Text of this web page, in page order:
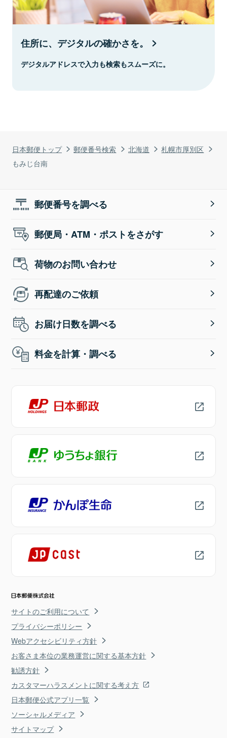
日本郵便トップ 郵便番号検索 北海道
札幌市厚別区
もみじ台南
住所に、デジタルの確かさを。
デジタルアドレスで入力も検索もスムーズに。
郵便番号を調べる
郵便局・ATM・ポストをさがす
荷物のお問い合わせ
再配達のご依頼
お届け日数を調べる
料金を計算・調べる
サイトのご利用について
プライバシーポリシー
Webアクセシビリティ方針
お客さま本位の業務運営に関する基本方針
勧誘方針
カスタマーハラスメントに関する考え方
日本郵便公式アプリ一覧
ソーシャルメディア
サイトマップ